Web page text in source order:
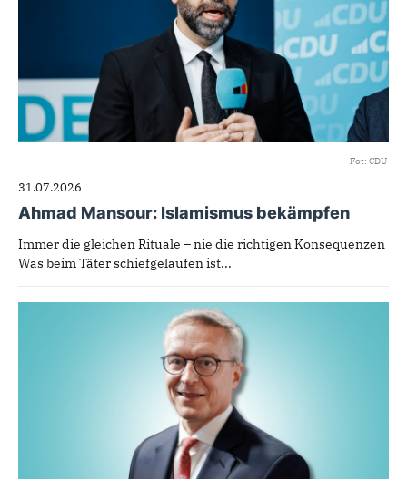
Fot: CDU
31.07.2026
Ahmad Mansour: Islamismus bekämpfen
Immer die gleichen Rituale – nie die richtigen Konsequenzen
Was beim Täter schiefgelaufen ist...